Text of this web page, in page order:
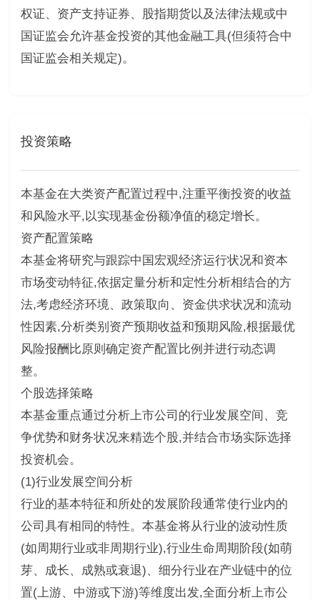
权证、资产支持证券、股指期货以及法律法规或中
国证监会允许基金投资的其他金融工具(但须符合中
国证监会相关规定)。
投资策略
本基金在大类资产配置过程中,注重平衡投资的收益
和风险水平,以实现基金份额净值的稳定增长。
资产配置策略
本基金将研究与跟踪中国宏观经济运行状况和资本
市场变动特征,依据定量分析和定性分析相结合的方
法,考虑经济环境、政策取向、资金供求状况和流动
性因素,分析类别资产预期收益和预期风险,根据最优
风险报酬比原则确定资产配置比例并进行动态调
整。
个股选择策略
本基金重点通过分析上市公司的行业发展空间、竞
争优势和财务状况来精选个股,并结合市场实际选择
投资机会。
(1)行业发展空间分析
行业的基本特征和所处的发展阶段通常使行业内的
公司具有相同的特性。本基金将从行业的波动性质
(如周期行业或非周期行业),行业生命周期阶段(如萌
芽、成长、成熟或衰退)、细分行业在产业链中的位
置(上游、中游或下游)等维度出发,全面分析上市公